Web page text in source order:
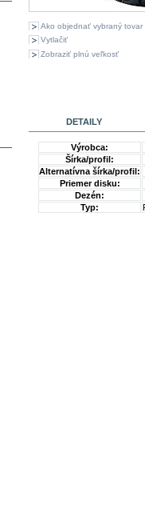
Ako objednať vybraný tovar
Vytlačiť
Zobraziť plnú veľkosť
DETAILY
Výrobca:
Šírka/profil:
Alternatívna šírka/profil:
Priemer disku:
Dezén:
Typ: